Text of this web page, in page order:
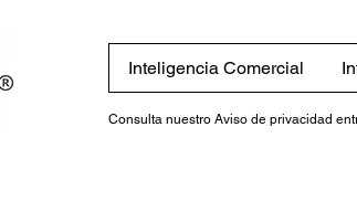
Inteligencia Comercial
Consulta nuestro Aviso de privacidad